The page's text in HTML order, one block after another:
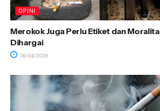
OPINI
Merokok Juga Perlu Etiket dan
Dihargai
16/04/2026